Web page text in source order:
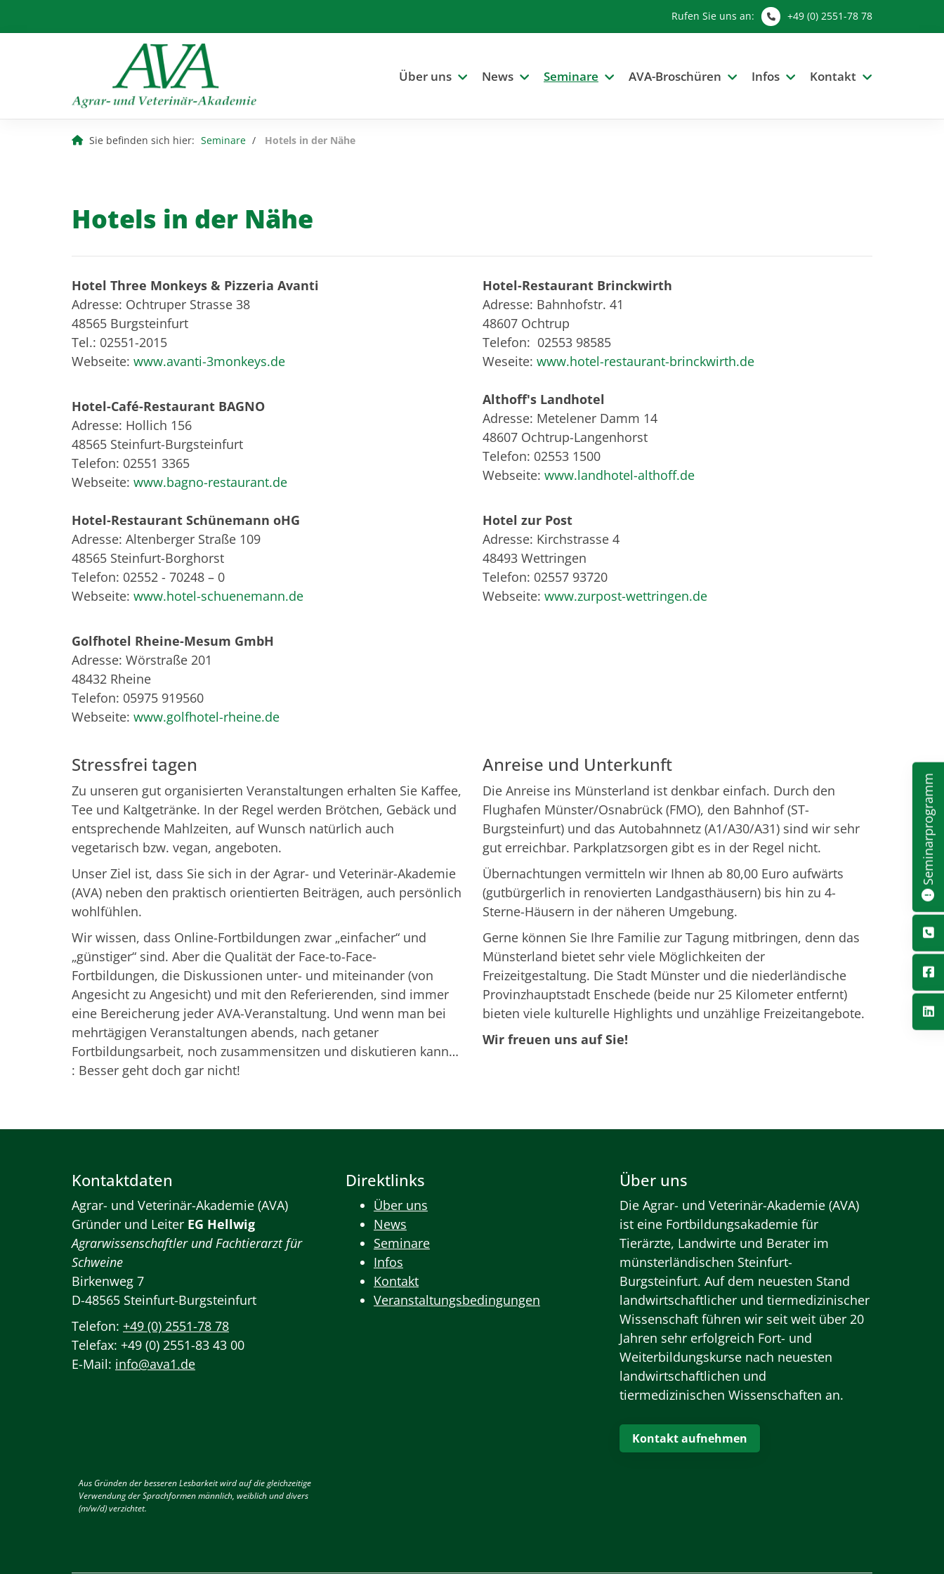
Rufen Sie uns an: +49 (0) 2551-78 78
Über uns News Seminare AVA-Broschüren Infos Kontakt
Sie befinden sich hier: Seminare Hotels in der Nähe
Hotels in der Nähe
Hotel Three Monkeys & Pizzeria Avanti
Adresse: Ochtruper Strasse 38
48565 Burgsteinfurt
Tel.: 02551-2015
Webseite: www.avanti-3monkeys.de
Hotel-Café-Restaurant BAGNO
Adresse: Hollich 156
48565 Steinfurt-Burgsteinfurt
Telefon: 02551 3365
Webseite: www.bagno-restaurant.de
Hotel-Restaurant Schünemann oHG
Adresse: Altenberger Straße 109
48565 Steinfurt-Borghorst
Telefon: 02552 - 70248 – 0
Webseite: www.hotel-schuenemann.de
Golfhotel Rheine-Mesum GmbH
Adresse: Wörstraße 201
48432 Rheine
Telefon: 05975 919560
Webseite: www.golfhotel-rheine.de
Hotel-Restaurant Brinckwirth
Adresse: Bahnhofstr. 41
48607 Ochtrup
Telefon: 02553 98585
Weseite: www.hotel-restaurant-brinckwirth.de
Althoff's Landhotel
Adresse: Metelener Damm 14
48607 Ochtrup-Langenhorst
Telefon: 02553 1500
Webseite: www.landhotel-althoff.de
Hotel zur Post
Adresse: Kirchstrasse 4
48493 Wettringen
Telefon: 02557 93720
Webseite: www.zurpost-wettringen.de
Stressfrei tagen Anreise und Unterkunft
Zu unseren gut organisierten Veranstaltungen erhalten Sie Kaffee,
Tee und Kaltgetränke. In der Regel werden Brötchen, Gebäck und
entsprechende Mahlzeiten, auf Wunsch natürlich auch
vegetarisch bzw. vegan, angeboten.
Unser Ziel ist, dass Sie sich in der Agrar- und Veterinär-Akademie
(AVA) neben den praktisch orientierten Beiträgen, auch persönlich
wohlfühlen.
Wir wissen, dass Online-Fortbildungen zwar „einfacher“ und
„günstiger“ sind. Aber die Qualität der Face-to-Face-
Fortbildungen, die Diskussionen unter- und miteinander (von
Angesicht zu Angesicht) und mit den Referierenden, sind immer
eine Bereicherung jeder AVA-Veranstaltung. Und wenn man bei
mehrtägigen Veranstaltungen abends, nach getaner
Fortbildungsarbeit, noch zusammensitzen und diskutieren kann…
: Besser geht doch gar nicht!
Die Anreise ins Münsterland ist denkbar einfach. Durch den
Flughafen Münster/Osnabrück (FMO), den Bahnhof (ST-
Burgsteinfurt) und das Autobahnnetz (A1/A30/A31) sind wir sehr
gut erreichbar. Parkplatzsorgen gibt es in der Regel nicht.
Übernachtungen vermitteln wir Ihnen ab 80,00 Euro aufwärts
(gutbürgerlich in renovierten Landgasthäusern) bis hin zu 4-
Sterne-Häusern in der näheren Umgebung.
Gerne können Sie Ihre Familie zur Tagung mitbringen, denn das
Münsterland bietet sehr viele Möglichkeiten der
Freizeitgestaltung. Die Stadt Münster und die niederländische
Provinzhauptstadt Enschede (beide nur 25 Kilometer entfernt)
bieten viele kulturelle Highlights und unzählige Freizeitangebote.
Wir freuen uns auf Sie!
Kontaktdaten
Agrar- und Veterinär-Akademie (AVA)
Gründer und Leiter EG Hellwig
Agrarwissenschaftler und Fachtierarzt für
Schweine
Birkenweg 7
D-48565 Steinfurt-Burgsteinfurt
Telefon: +49 (0) 2551-78 78
Telefax: +49 (0) 2551-83 43 00
E-Mail: info@ava1.de
Direktlinks
Über uns
News
Seminare
Infos
Kontakt
Veranstaltungsbedingungen
Über uns
Die Agrar- und Veterinär-Akademie (AVA)
ist eine Fortbildungsakademie für
Tierärzte, Landwirte und Berater im
münsterländischen Steinfurt-
Burgsteinfurt. Auf dem neuesten Stand
landwirtschaftlicher und tiermedizinischer
Wissenschaft führen wir seit weit über 20
Jahren sehr erfolgreich Fort- und
Weiterbildungskurse nach neuesten
landwirtschaftlichen und
tiermedizinischen Wissenschaften an.
Kontakt aufnehmen
Aus Gründen der besseren Lesbarkeit wird auf die gleichzeitige
Verwendung der Sprachformen männlich, weiblich und divers
(m/w/d) verzichtet.
Seminarprogramm